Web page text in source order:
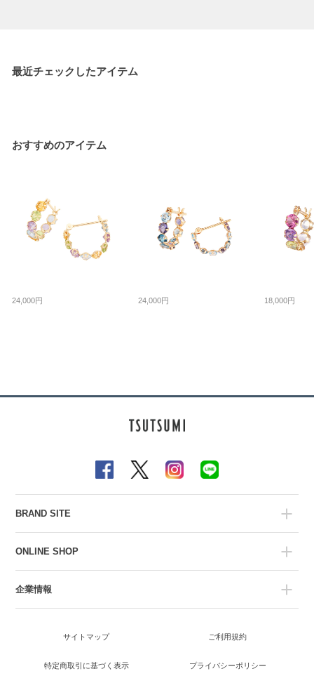
最近チェックしたアイテム
おすすめのアイテム
24,000円 24,000円 18,000円
BRAND SITE
ONLINE SHOP
企業情報
サイトマップ ご利用規約
特定商取引に基づく表示 プライバシーポリシー